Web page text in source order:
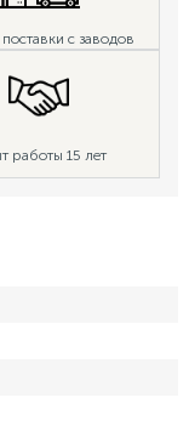
с заводов
работы 15 лет